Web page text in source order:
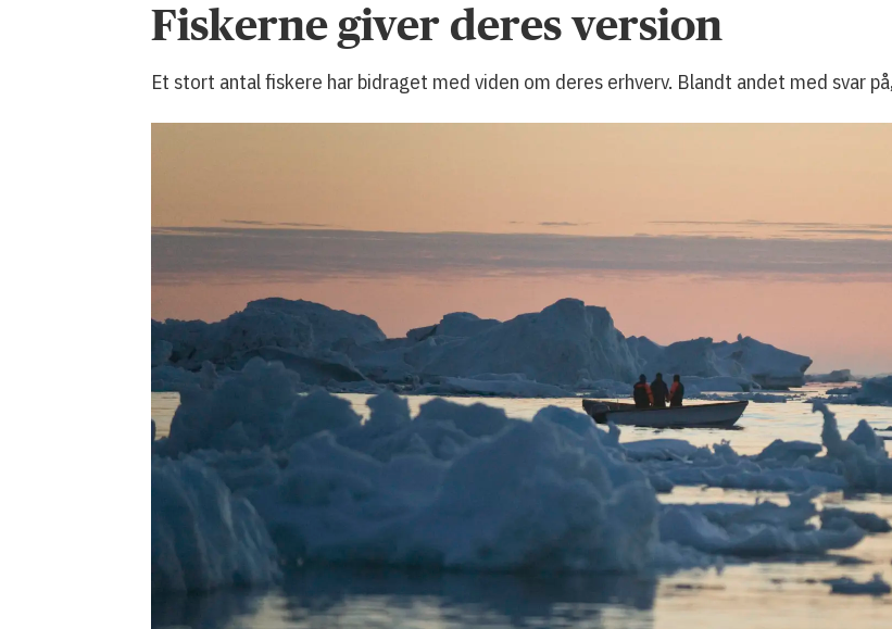
Fiskerne giver deres version
Et stort antal fiskere har bidraget med viden om deres erhverv. Blandt andet med svar